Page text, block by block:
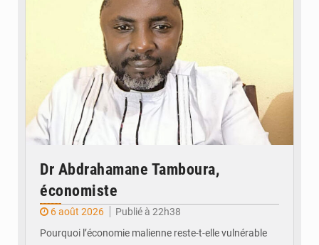
Dr Abdrahamane Tamboura,
économiste
6 août 2026
Publié à 22h38
Pourquoi l’économie malienne reste-t-elle vulnérable